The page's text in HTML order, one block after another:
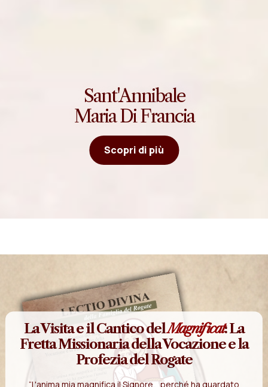
Sant'Annibale
Maria Di Francia
Scopri di più
La Visita e il Cantico delMagnificat: La
Fretta Missionaria della Vocazione e la
Profezia del Rogate
“L'anima mia magnifica il Signore... perché ha guardato